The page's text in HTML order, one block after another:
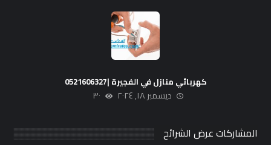
كهربائي منازل في الفجيرة |0521606327
ديسمبر ١٨, ٢٠٢٤ ٣٠
المشاركات عرض الشرائح